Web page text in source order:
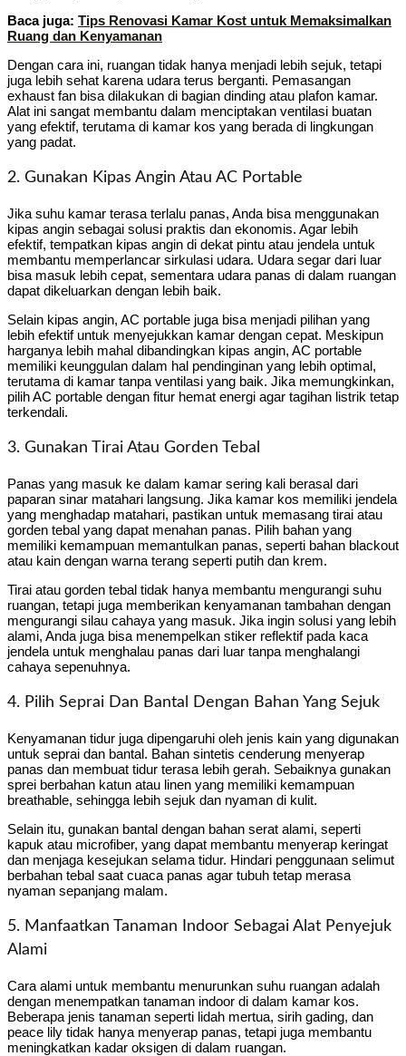
Baca juga: Tips Renovasi Kamar Kost untuk Memaksimalkan
Ruang dan Kenyamanan
Dengan cara ini, ruangan tidak hanya menjadi lebih sejuk, tetapi
juga lebih sehat karena udara terus berganti. Pemasangan
exhaust fan bisa dilakukan di bagian dinding atau plafon kamar.
Alat ini sangat membantu dalam menciptakan ventilasi buatan
yang efektif, terutama di kamar kos yang berada di lingkungan
yang padat.
2. Gunakan Kipas Angin Atau AC Portable
Jika suhu kamar terasa terlalu panas, Anda bisa menggunakan
kipas angin sebagai solusi praktis dan ekonomis. Agar lebih
efektif, tempatkan kipas angin di dekat pintu atau jendela untuk
membantu memperlancar sirkulasi udara. Udara segar dari luar
bisa masuk lebih cepat, sementara udara panas di dalam ruangan
dapat dikeluarkan dengan lebih baik.
Selain kipas angin, AC portable juga bisa menjadi pilihan yang
lebih efektif untuk menyejukkan kamar dengan cepat. Meskipun
harganya lebih mahal dibandingkan kipas angin, AC portable
memiliki keunggulan dalam hal pendinginan yang lebih optimal,
terutama di kamar tanpa ventilasi yang baik. Jika memungkinkan,
pilih AC portable dengan fitur hemat energi agar tagihan listrik tetap
terkendali.
3. Gunakan Tirai Atau Gorden Tebal
Panas yang masuk ke dalam kamar sering kali berasal dari
paparan sinar matahari langsung. Jika kamar kos memiliki jendela
yang menghadap matahari, pastikan untuk memasang tirai atau
gorden tebal yang dapat menahan panas. Pilih bahan yang
memiliki kemampuan memantulkan panas, seperti bahan blackout
atau kain dengan warna terang seperti putih dan krem.
Tirai atau gorden tebal tidak hanya membantu mengurangi suhu
ruangan, tetapi juga memberikan kenyamanan tambahan dengan
mengurangi silau cahaya yang masuk. Jika ingin solusi yang lebih
alami, Anda juga bisa menempelkan stiker reflektif pada kaca
jendela untuk menghalau panas dari luar tanpa menghalangi
cahaya sepenuhnya.
4. Pilih Seprai Dan Bantal Dengan Bahan Yang Sejuk
Kenyamanan tidur juga dipengaruhi oleh jenis kain yang digunakan
untuk seprai dan bantal. Bahan sintetis cenderung menyerap
panas dan membuat tidur terasa lebih gerah. Sebaiknya gunakan
sprei berbahan katun atau linen yang memiliki kemampuan
breathable, sehingga lebih sejuk dan nyaman di kulit.
Selain itu, gunakan bantal dengan bahan serat alami, seperti
kapuk atau microfiber, yang dapat membantu menyerap keringat
dan menjaga kesejukan selama tidur. Hindari penggunaan selimut
berbahan tebal saat cuaca panas agar tubuh tetap merasa
nyaman sepanjang malam.
5. Manfaatkan Tanaman Indoor Sebagai Alat Penyejuk
Alami
Cara alami untuk membantu menurunkan suhu ruangan adalah
dengan menempatkan tanaman indoor di dalam kamar kos.
Beberapa jenis tanaman seperti lidah mertua, sirih gading, dan
peace lily tidak hanya menyerap panas, tetapi juga membantu
meningkatkan kadar oksigen di dalam ruangan.